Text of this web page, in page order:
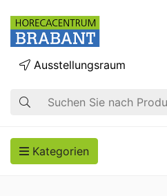
Suche
Ausstellungsraum
Kategorien